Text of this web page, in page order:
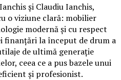
și Claudiu Ianchis,
o viziune clară: mobilier
modernă și cu respect
finanțări la început de drum a
de ultimă generație
ceea ce a pus bazele unui
și profesionist.